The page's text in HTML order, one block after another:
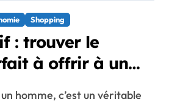
Shopping
: trouver le
à offrir à un